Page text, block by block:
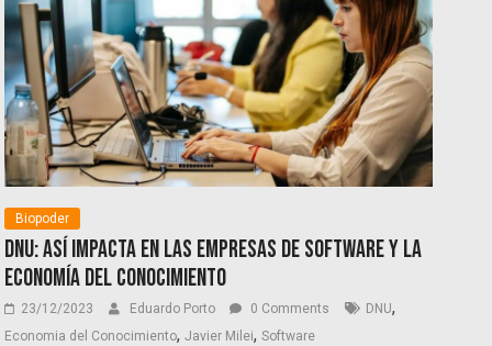
Biopoder
DNU: Así impacta en las empresas de Software y la
Economía del Conocimiento
23/12/2023 Eduardo Porto 0 Comments DNU,
Economia del Conocimiento,Javier Milei,Software